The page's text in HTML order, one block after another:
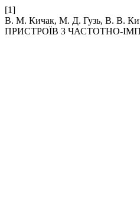
[1]
В. М. Кичак, М. Д. Гузь, В.
ПРИСТРОЇВ З ЧАСТОТНО-